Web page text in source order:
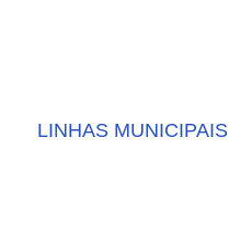
LINHAS MUNICIPAIS